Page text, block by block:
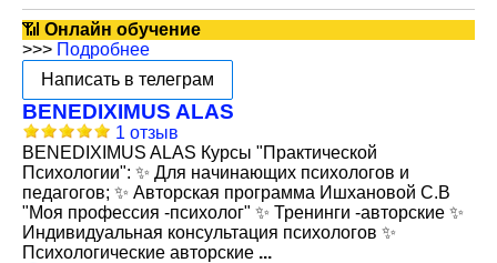
📶 Онлайн обучение
>>> Подробнее
Написать в телеграм
BENEDIXIMUS ALAS
1 отзыв
BENEDIXIMUS ALAS Курсы "Практической
Психологии": ✨ Для начинающих психологов и
педагогов; ✨ Авторская программа Ишхановой С.В
"Моя профессия -психолог" ✨ Тренинги -авторские ✨
Индивидуальная консультация психологов ✨
Психологические авторские ...